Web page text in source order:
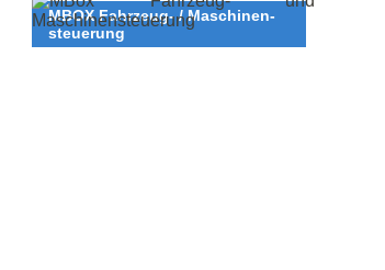
MBOX Fahrzeug- / Maschinen-
steuerung